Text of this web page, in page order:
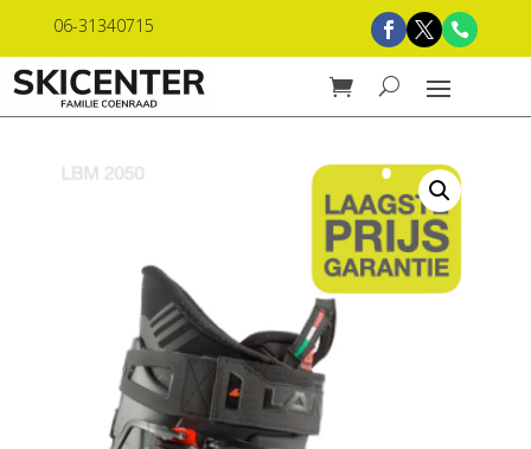
06-31340715